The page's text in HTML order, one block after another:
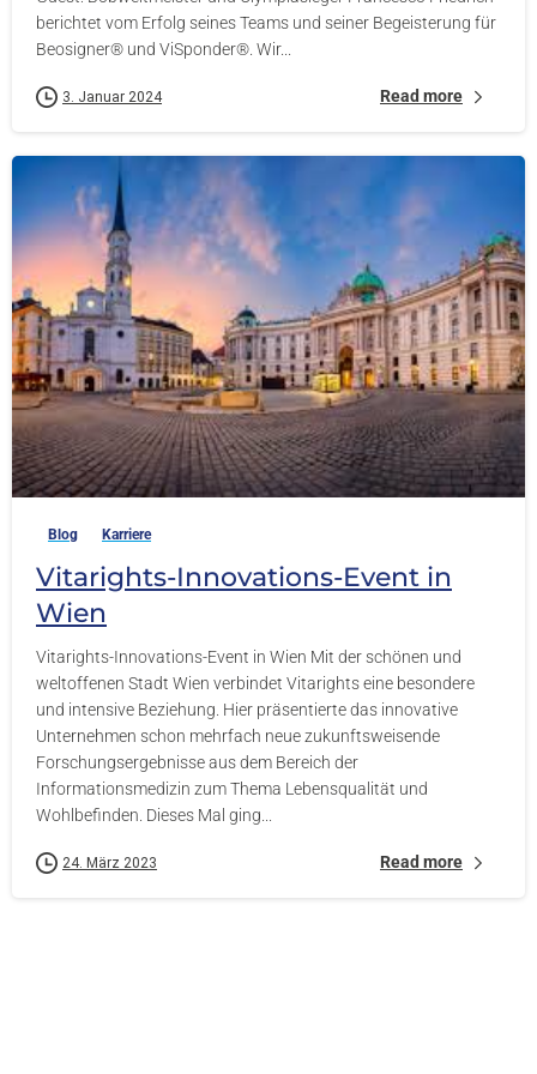
berichtet vom Erfolg seines Teams und seiner Begeisterung für
Beosigner® und ViSponder®. Wir...
3. Januar 2024 Read more
Blog Karriere
Vitarights-Innovations-Event in
Wien
Vitarights-Innovations-Event in Wien Mit der schönen und
weltoffenen Stadt Wien verbindet Vitarights eine besondere
und intensive Beziehung. Hier präsentierte das innovative
Unternehmen schon mehrfach neue zukunftsweisende
Forschungsergebnisse aus dem Bereich der
Informationsmedizin zum Thema Lebensqualität und
Wohlbefinden. Dieses Mal ging...
24. März 2023 Read more
Der Versuchsaufbau der Studie – für alle, die
genau wissen wollen: